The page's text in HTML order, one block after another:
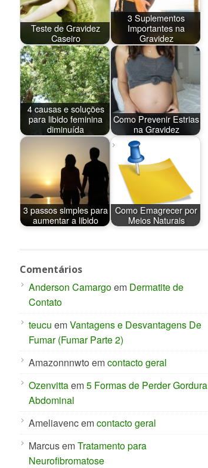
Teste de Gravidez
Caseiro
3 Suplementos
Importantes na
Gravidez
4 causas e soluções
para libido feminina
diminuída
Como Prevenir Estrias
na Gravidez
3 passos simples para
aumentar a libido
Como Emagrecer por
Meios Naturais
Comentários
Anderson Camargoem Dermatite de
Contato
teucu emVantagens e Desvantagens De
Fumar (Fumar Parte 2)
Amazonnnwto emcontacto geral
Ozenvittaem5 Formas de Perder Gordura
Abdominal
Ameliavencemcontacto geral
MarcusemTratamento para
Neurofibromatose